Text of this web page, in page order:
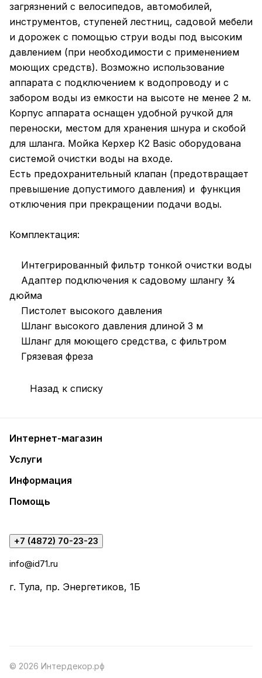
загрязнений с велосипедов, автомобилей,
инструментов, ступеней лестниц, садовой мебели
и дорожек с помощью струи воды под высоким
давлением (при необходимости с применением
моющих средств). Возможно использование
аппарата с подключением к водопроводу и с
забором воды из емкости на высоте не менее 2 м.
Корпус аппарата оснащен удобной ручкой для
переноски, местом для хранения шнура и скобой
для шланга. Мойка Керхер К2 Basic оборудована
системой очистки воды на входе.
Есть предохранительный клапан (предотвращает
превышение допустимого давления) и функция
отключения при прекращении подачи воды.
Комплектация:
Интегрированный фильтр тонкой очистки воды
Адаптер подключения к садовому шлангу ¾
дюйма
Пистолет высокого давления
Шланг высокого давления длиной 3 м
Шланг для моющего средства, с фильтром
Грязевая фреза
Назад к списку
Интернет-магазин
Услуги
Информация
Помощь
+7 (4872) 70-23-23
info@id71.ru
г. Тула, пр. Энергетиков, 1Б
© 2026 Интердекор.рф